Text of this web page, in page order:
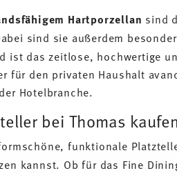
Hartporzellan sind
sind sie außerdem
ist das zeitlose, hochwertige
für den privaten Haushalt
Hotelbranche.
bei Thomas kaufen
funktionale
kannst. Ob für das Fine